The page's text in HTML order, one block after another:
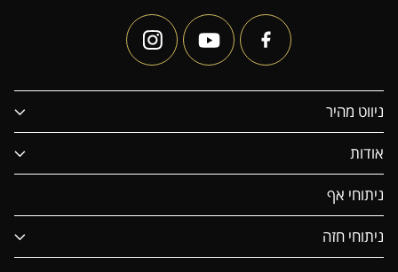
ניווט מהיר
אודות
ניתוחי אף
ניתוחי חזה